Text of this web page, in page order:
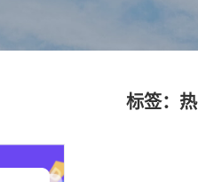
标签：